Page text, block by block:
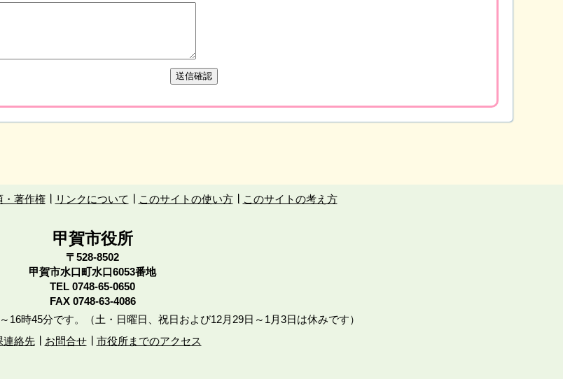
・著作権 リンクについて このサイトの使い方 このサイトの考え方
甲賀市役所
〒528-8502
甲賀市水口町水口6053番地
TEL 0748-65-0650
FAX 0748-63-4086
16時45分です。（土・日曜日、祝日および12月29日～1月3日は休みです）
連絡先
お問合せ 市役所までのアクセス